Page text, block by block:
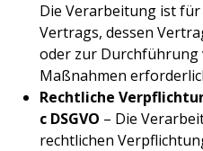
Die Verarbeitung ist
Vertrags, dessen
oder zur
Maßnahmen
Rechtliche
c DSGVO – Die
rechtlichen